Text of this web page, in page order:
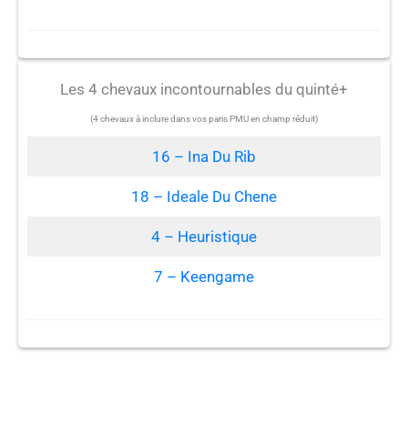
Les 4 chevaux incontournables du quinté+
(4 chevaux à inclure dans vos paris PMU en champ réduit)
16 – Ina Du Rib
18 – Ideale Du Chene
4 – Heuristique
7 – Keengame